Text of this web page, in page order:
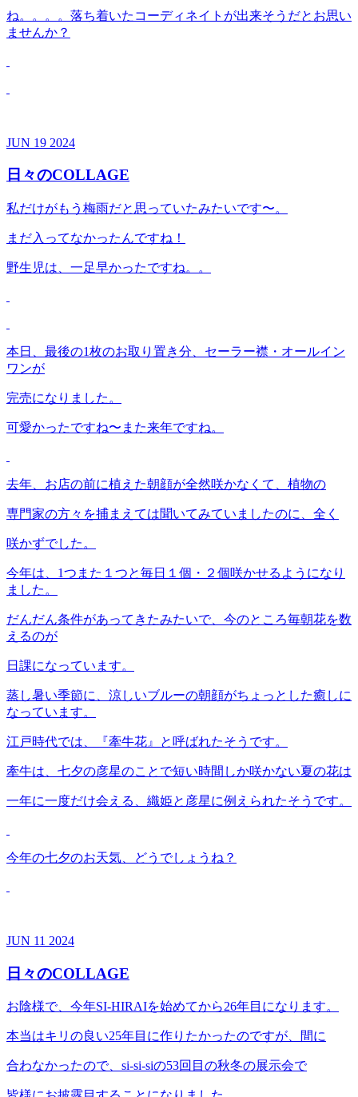
ね。。。。落ち着いたコーディネイトが出来そうだとお思い
ませんか？
JUN 19 2024
日々のCOLLAGE
私だけがもう梅雨だと思っていたみたいです〜。
まだ入ってなかったんですね！
野生児は、一足早かったですね。。
本日、最後の1枚のお取り置き分、セーラー襟・オールイン
ワンが
完売になりました。
可愛かったですね〜また来年ですね。
去年、お店の前に植えた朝顔が全然咲かなくて、植物の
専門家の方々を捕まえては聞いてみていましたのに、全く
咲かずでした。
今年は、1つまた１つと毎日１個・２個咲かせるようになり
ました。
だんだん条件があってきたみたいで、今のところ毎朝花を数
えるのが
日課になっています。
蒸し暑い季節に、涼しいブルーの朝顔がちょっとした癒しに
なっています。
江戸時代では、『牽牛花』と呼ばれたそうです。
牽牛は、七夕の彦星のことで短い時間しか咲かない夏の花は
一年に一度だけ会える、織姫と彦星に例えられたそうです。
今年の七夕のお天気、どうでしょうね？
JUN 11 2024
日々のCOLLAGE
お陰様で、今年SI-HIRAIを始めてから26年目になります。
本当はキリの良い25年目に作りたかったのですが、間に
合わなかったので、si-si-siの53回目の秋冬の展示会で